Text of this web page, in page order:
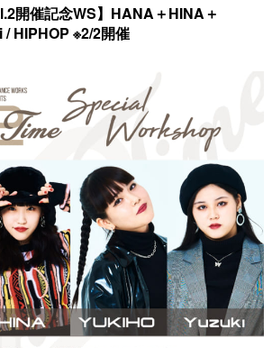
開催記念WS】HANA＋HINA＋
HIPHOP ※2/2開催